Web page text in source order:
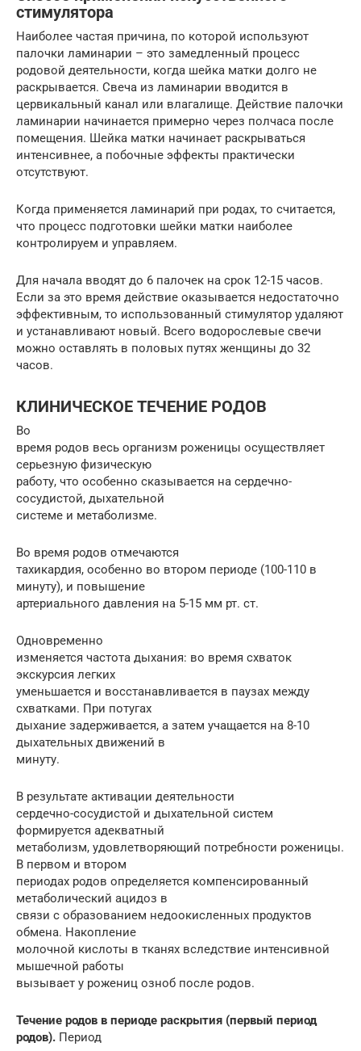
стимулятора
Наиболее частая причина, по которой используют
палочки ламинарии – это замедленный процесс
родовой деятельности, когда шейка матки долго не
раскрывается. Свеча из ламинарии вводится в
цервикальный канал или влагалище. Действие палочки
ламинарии начинается примерно через полчаса после
помещения. Шейка матки начинает раскрываться
интенсивнее, а побочные эффекты практически
отсутствуют.
Когда применяется ламинарий при родах, то считается,
что процесс подготовки шейки матки наиболее
контролируем и управляем.
Для начала вводят до 6 палочек на срок 12-15 часов.
Если за это время действие оказывается недостаточно
эффективным, то использованный стимулятор удаляют
и устанавливают новый. Всего водорослевые свечи
можно оставлять в половых путях женщины до 32
часов.
КЛИНИЧЕСКОЕ ТЕЧЕНИЕ РОДОВ
Во
время родов весь организм роженицы осуществляет
серьезную физическую
работу, что особенно сказывается на сердечно-
сосудистой, дыхательной
системе и метаболизме.
Во время родов отмечаются
тахикардия, особенно во втором периоде (100-110 в
минуту), и повышение
артериального давления на 5-15 мм рт. ст.
Одновременно
изменяется частота дыхания: во время схваток
экскурсия легких
уменьшается и восстанавливается в паузах между
схватками. При потугах
дыхание задерживается, а затем учащается на 8-10
дыхательных движений в
минуту.
В результате активации деятельности
сердечно-сосудистой и дыхательной систем
формируется адекватный
метаболизм, удовлетворяющий потребности роженицы.
В первом и втором
периодах родов определяется компенсированный
метаболический ацидоз в
связи с образованием недоокисленных продуктов
обмена. Накопление
молочной кислоты в тканях вследствие интенсивной
мышечной работы
вызывает у рожениц озноб после родов.
Течение родов в периоде раскрытия (первый период
родов). Период